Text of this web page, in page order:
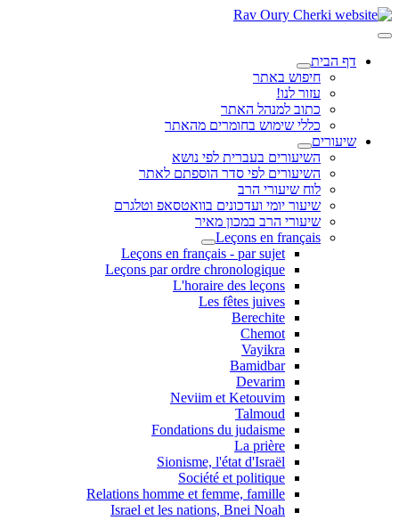
דף הבית
חיפוש באתר
עזור לנו!
כתוב למנהל האתר
כללי שימוש בחומרים מהאתר
שיעורים
השיעורים בעברית לפי נושא
השיעורים לפי סדר הוספתם לאתר
לוח שיעורי הרב
שיעור יומי ועדכונים בוואטסאפ וטלגרם
שיעורי הרב במכון מאיר
Leçons en français
Leçons en français - par sujet
Leçons par ordre chronologique
L'horaire des leçons
Les fêtes juives
Berechite
Chemot
Vayikra
Bamidbar
Devarim
Neviim et Ketouvim
Talmoud
Fondations du judaisme
La prière
Sionisme, l'état d'Israël
Société et politique
Relations homme et femme, famille
Israel et les nations, Bnei Noah